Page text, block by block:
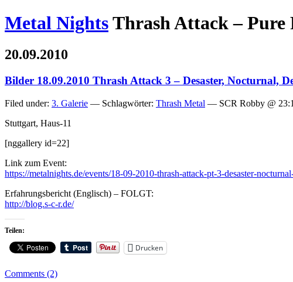
Metal NightsThrash Attack –
20.09.2010
Bilder 18.09.2010 Thrash Attack 3 – Desaster, Nocturnal,
Filed under: 3. Galerie — Schlagwörter: Thrash Metal — SCR Robby @
Stuttgart, Haus-11
[nggallery id=22]
Link zum Event:
https://metalnights.de/events/18-09-2010-thrash-attack-pt-3-desaster-
Erfahrungsbericht (Englisch) – FOLGT:
http://blog.s-c-r.de/
Teilen:
Drucken
Comments (2)